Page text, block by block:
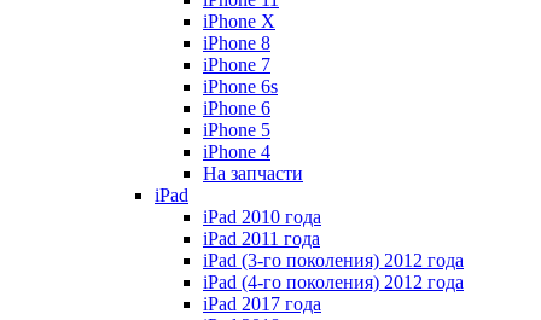
iPhone X
iPhone 8
iPhone 7
iPhone 6s
iPhone 6
iPhone 5
iPhone 4
На запчасти
iPad
iPad 2010 года
iPad 2011 года
iPad (3-го поколения) 2012 года
iPad (4-го поколения) 2012 года
iPad 2017 года